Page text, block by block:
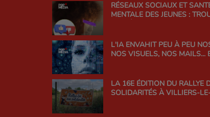
RÉSEAUX SOCIAUX ET
MENTALE DES JEUNES :
L'IA ENVAHIT PEU À PEU
NOS VISUELS, NOS MAILS...
LA 16E ÉDITION DU RALLYE
SOLIDARITÉS À VILLIERS-